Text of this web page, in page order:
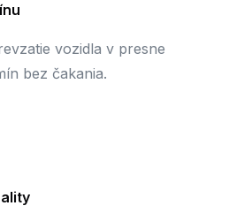
vozidla v presne
bez čakania.